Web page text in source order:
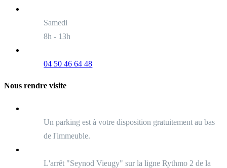
Samedi
8h - 13h
04 50 46 64 48
Nous rendre visite
Un parking est à votre disposition gratuitement au bas
de l'immeuble.
L'arrêt "Seynod Vieugy" sur la ligne Rythmo 2 de la